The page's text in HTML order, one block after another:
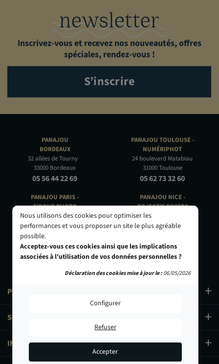
newsletter
Inscrivez-vous et recevez nos nouveautés, offres
spéciales, rendez-vous !
S’inscrire
PANAJOU
BORDEAUX
32 allées de Tourny
33000 Bordeaux
05 56 44 22 69
PANAJOU PARIS -
CIRQUE PHOTO
9, bd des Filles-du-Calvaire
75003 Paris
01 40 29 91 91
PRODUITS
SERVICES
INFORMATIONS
PANAJOU TOULOUSE -
NUMÉRIPHOT
24 boulevard Matabiau
31000 Toulouse
05 62 73 32 60
PANAJOU NICE -
OBJECTIF RIVIERA
24 Rue de l'Hôtel des Postes
06000 Nice
Nous utilisons des cookies pour optimiser les
performances et vous proposer un site le plus agréable
possible.
Acceptez-vous ces cookies ainsi que les implications
associées à l'utilisation de vos données personnelles ?
Configurer
Refuser
Accepter
Déclaration des cookies mise à jour le :06/05/2026